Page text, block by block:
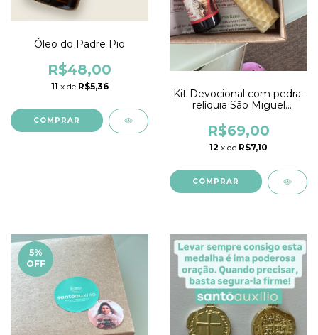
Óleo do Padre Pio
R$48,00
11 x de R$5,36
Kit Devocional com pedra-
relíquia São Miguel
R$69,00
12 x de R$7,10
5%
OFF